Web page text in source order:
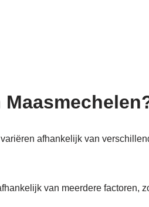
afhankelijk van
van meerdere factoren,